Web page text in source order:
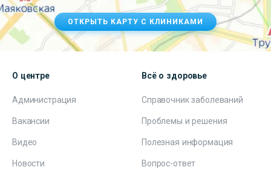
ОТКРЫТЬ КАРТУ С КЛИНИКАМИ
О центре
Администрация
Вакансии
Видео
Новости
Всё о здоровье
Справочник заболеваний
Проблемы и решения
Полезная информация
Вопрос-ответ